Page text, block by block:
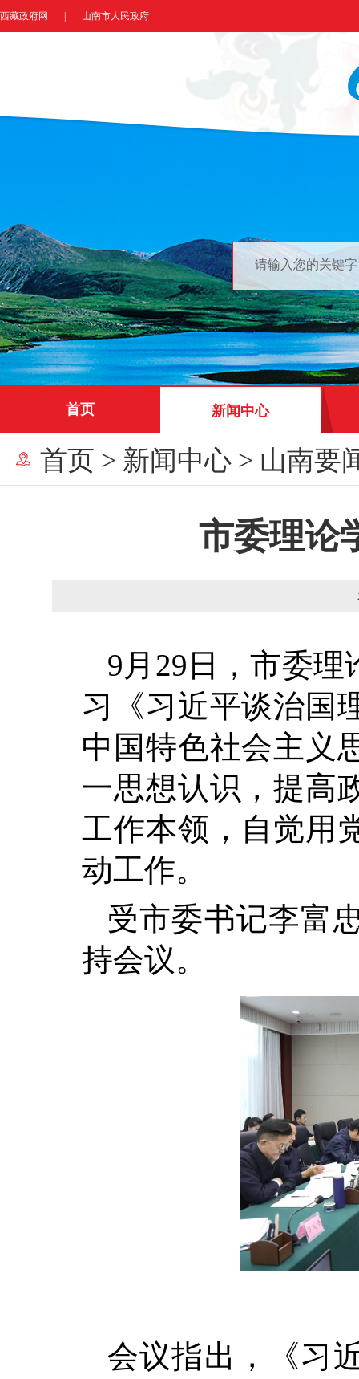
西藏政府网 山南市人民政府
首页 新闻中心
首页 > 新闻中心 > 山南要
市委理论
9月29日，市委
习《习近平谈治国
中国特色社会主义
一思想认识，提高
工作本领，自觉用
动工作。
受市委书记李富
持会议。
会议指出，《习